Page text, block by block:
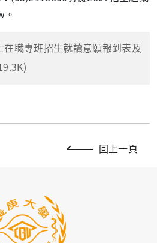
。
在職專班招生就讀意願報到表及
回上一頁